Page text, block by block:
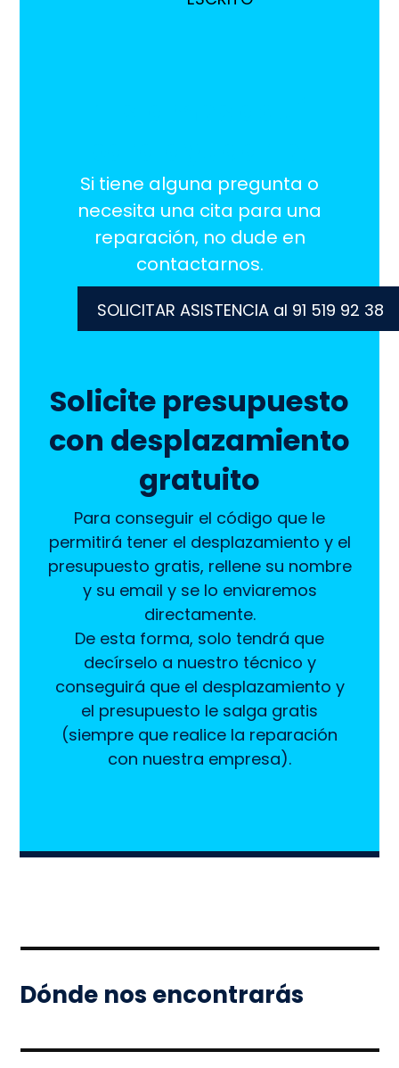
Si tiene alguna pregunta o
necesita una cita para una
reparación, no dude en
contactarnos.
SOLICITAR ASISTENCIA al 91 519 92 38
Solicite presupuesto
con desplazamiento
gratuito
Para conseguir el código que le
permitirá tener el desplazamiento y el
presupuesto gratis, rellene su nombre
y su email y se lo enviaremos
directamente.
De esta forma, solo tendrá que
decírselo a nuestro técnico y
conseguirá que el desplazamiento y
el presupuesto le salga gratis
(siempre que realice la reparación
con nuestra empresa).
Dónde nos encontrarás